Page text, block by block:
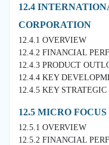
12.4
CORPORATION
12.4.1 OVERVIEW
12.4.2 FINANCIAL
12.4.3 PRODUCT
12.4.4 KEY
12.4.5 KEY
12.5 MICRO
12.5.1 OVERVIEW
12.5.2 FINANCIAL